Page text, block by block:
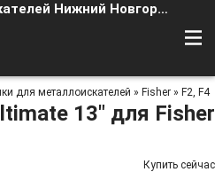
Магазин металлоискателей Нижний Новгород
для металлоискателей » Fisher » F2, F4
13" для Fisher
Купить сейчас